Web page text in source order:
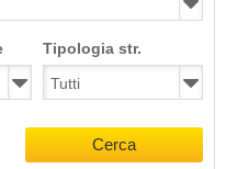
Tipologia str.
Cerca